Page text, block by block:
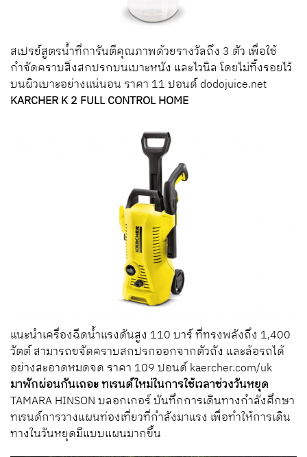
สเปรย์สูตรน้ำที่การันตีคุณภาพด้วยรางวัลถึง 3 ตัว เพื่อใช้
กำจัดคราบสิ่งสกปรกบนเบาะหนัง และไวนิล โดยไม่ทิ้งรอยไว้
บนผิวเบาะอย่างแน่นอน ราคา 11 ปอนด์ dodojuice.net
KARCHER K 2 FULL CONTROL HOME
แนะนำเครื่องฉีดน้ำแรงดันสูง 110 บาร์ ที่ทรงพลังถึง 1,400
วัตต์ สามารถขจัดคราบสกปรกออกจากตัวถัง และล้อรถได้
อย่างสะอาดหมดจด ราคา 109 ปอนด์ kaercher.com/uk
มาพักผ่อนกันเถอะทเรนด์ใหม่ในการใช้เวลาช่วงวันหยุด
TAMARA HINSON บลอกเกอร์ บันทึกการเดินทางกำลังศึกษา
ทเรนด์การวางแผนท่องเที่ยวที่กำลังมาแรง เพื่อทำให้การเดิน
ทางในวันหยุดมีแบบแผนมากขึ้น